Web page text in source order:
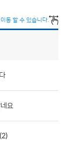
동 할 수 있습니다.
요
(2)